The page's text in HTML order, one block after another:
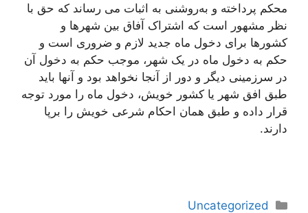
محکم پرداخته و به‌روشنی به اثبات می رساند که حق با
نظر مشهور است که اشتراک آفاق بین شهرها و
کشورها برای دخول ماه جدید لازم و ضروری است و
حکم به دخول ماه در یک شهر، موجب حکم به دخول آن
در سرزمینی دیگر و دور از آنجا نخواهد بود و آنها باید
طبق افق شهر یا کشور خویش، دخول ماه را مورد توجه
قرار داده و طبق همان احکام شرعی خویش را برپا
دارند.
دسته‌ها
Uncategorized